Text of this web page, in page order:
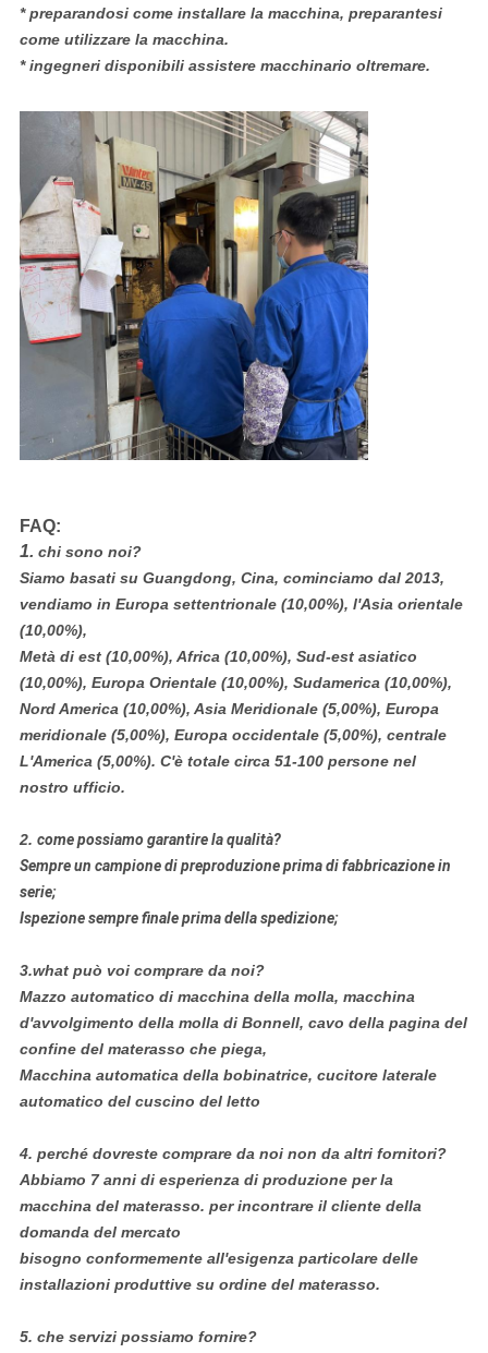
* preparandosi come installare la macchina, preparantesi
come utilizzare la macchina.
* ingegneri disponibili assistere macchinario oltremare.
FAQ:
1. chi sono noi?
Siamo basati su Guangdong, Cina, cominciamo dal 2013,
vendiamo in Europa settentrionale (10,00%), l'Asia orientale
(10,00%),
Metà di est (10,00%), Africa (10,00%), Sud-est asiatico
(10,00%), Europa Orientale (10,00%), Sudamerica (10,00%),
Nord America (10,00%), Asia Meridionale (5,00%), Europa
meridionale (5,00%), Europa occidentale (5,00%), centrale
L'America (5,00%). C'è totale circa 51-100 persone nel
nostro ufficio.
2. come possiamo garantire la qualità?
Sempre un campione di preproduzione prima di fabbricazione in
serie;
Ispezione sempre finale prima della spedizione;
3.what può voi comprare da noi?
Mazzo automatico di macchina della molla, macchina
d'avvolgimento della molla di Bonnell, cavo della pagina del
confine del materasso che piega,
Macchina automatica della bobinatrice, cucitore laterale
automatico del cuscino del letto
4. perché dovreste comprare da noi non da altri fornitori?
Abbiamo 7 anni di esperienza di produzione per la
macchina del materasso. per incontrare il cliente della
domanda del mercato
bisogno conformemente all'esigenza particolare delle
installazioni produttive su ordine del materasso.
5. che servizi possiamo fornire?